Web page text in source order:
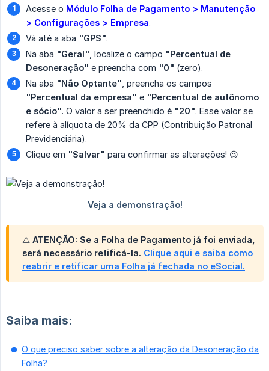
Acesse o Módulo Folha de Pagamento > Manutenção
> Configurações > Empresa.
Vá até a aba "GPS".
Na aba "Geral" , localize o campo "Percentual de
Desoneração" e preencha com "0" (zero).
Na aba "Não Optante" , preencha os campos
"Percentual da empresa" e "Percentual de autônomo
e sócio". O valor a ser preenchido é "20". Esse valor se
refere à alíquota de 20% da CPP (Contribuição Patronal
Previdenciária).
Clique em "Salvar" para confirmar as alterações! 😉
⚠️ ATENÇÃO: Se a Folha de Pagamento já foi enviada,
será necessário retificá-la. Clique aqui e saiba como
reabrir e retificar uma Folha já fechada no eSocial.
Saiba mais:
O que preciso saber sobre a alteração da Desoneração da
Folha?